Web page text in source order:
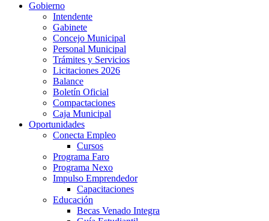
Gobierno
Intendente
Gabinete
Concejo Municipal
Personal Municipal
Trámites y Servicios
Licitaciones 2026
Balance
Boletín Oficial
Compactaciones
Caja Municipal
Oportunidades
Conecta Empleo
Cursos
Programa Faro
Programa Nexo
Impulso Emprendedor
Capacitaciones
Educación
Becas Venado Integra